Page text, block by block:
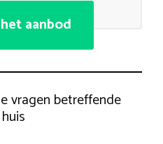
aanbod
vragen betreffende